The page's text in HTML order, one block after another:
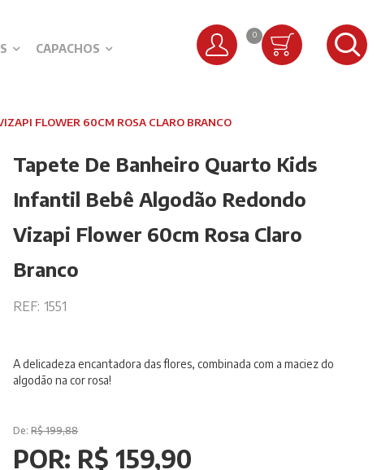
CAPACHOS
0
FLOWER 60CM ROSA CLARO BRANCO
Tapete De Banheiro Quarto Kids
Infantil Bebê Algodão Redondo
Vizapi Flower 60cm Rosa Claro
Branco
REF: 1551
A delicadeza encantadora das flores, combinada com a maciez do
algodão na cor rosa!
De:R$ 199,88
POR: R$ 159,90